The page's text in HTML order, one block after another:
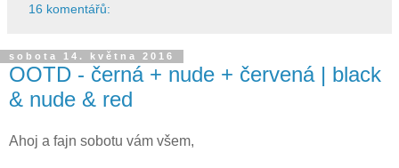
16 komentářů:
sobota 14. května 2016
OOTD - černá + nude + červená | black
& nude & red
Ahoj a fajn sobotu vám všem,